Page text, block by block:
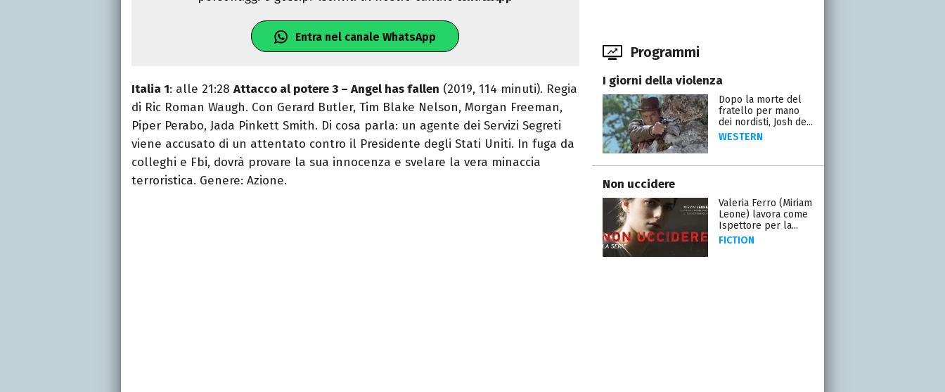
Entra nel canale WhatsApp
Italia 1: alle 21:28 Attacco al potere 3 – Angel has fallen (2019, 114 minuti). Regia
di Ric Roman Waugh. Con Gerard Butler, Tim Blake Nelson, Morgan Freeman,
Piper Perabo, Jada Pinkett Smith. Di cosa parla: un agente dei Servizi Segreti
viene accusato di un attentato contro il Presidente degli Stati Uniti. In fuga da
colleghi e Fbi, dovrà provare la sua innocenza e svelare la vera minaccia
terroristica. Genere: Azione.
Programmi
I giorni della violenza
Dopo la morte del
fratello per mano
dei nordisti, Josh de...
WESTERN
Non uccidere
Valeria Ferro (Miriam
Leone) lavora come
Ispettore per la...
FICTION